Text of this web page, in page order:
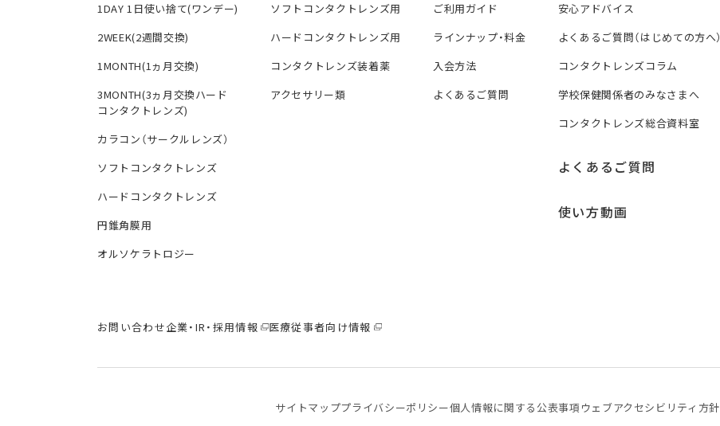
1DAY 1日使い捨て(ワンデー)
2WEEK(2週間交換)
1MONTH(1ヵ月交換)
3MONTH(3ヵ月交換ハード
コンタクトレンズ)
カラコン（サークルレンズ）
ソフトコンタクトレンズ
ハードコンタクトレンズ
円錐角膜用
オルソケラトロジー
ソフトコンタクトレンズ用
ハードコンタクトレンズ用
コンタクトレンズ装着薬
アクセサリー類
ご利用ガイド
ラインナップ・料金
入会方法
よくあるご質問
安心アドバイス
よくあるご質問（はじめての方へ）
コンタクトレンズコラム
学校保健関係者のみなさまへ
コンタクトレンズ総合資料室
よくあるご質問
使い方動画
お問い合わせ企業・IR・採用情報 医療従事者向け情報
サイトマッププライバシーポリシー個⼈情報に関する公表事項 ウェブアクセシビリティ方針